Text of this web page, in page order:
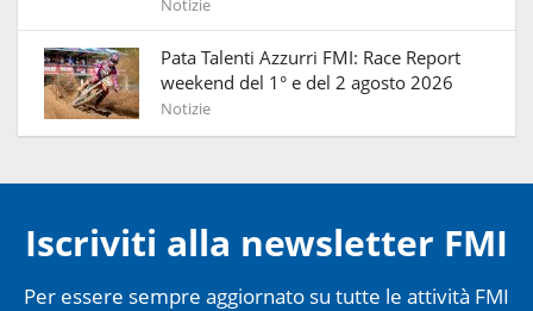
Notizie
Pata Talenti Azzurri FMI: Race Report
weekend del 1° e del 2 agosto 2026
Notizie
Iscriviti alla newsletter FMI
Per essere sempre aggiornato su tutte le attività FMI